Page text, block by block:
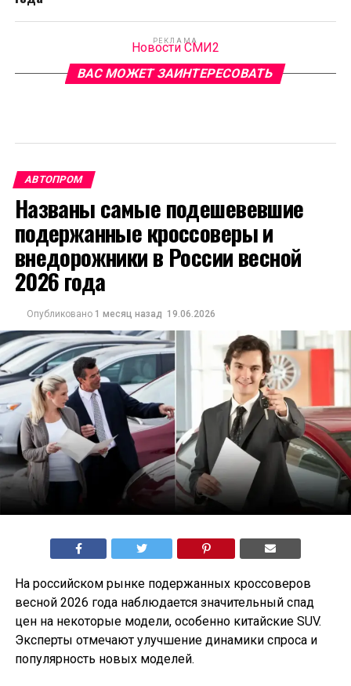
РЕКЛАМА
Новости СМИ2
ВАС МОЖЕТ ЗАИНТЕРЕСОВАТЬ
АВТОПРОМ
Названы самые подешевевшие
подержанные кроссоверы и
внедорожники в России весной
2026 года
Опубликовано 1 месяц назад 19.06.2026
На российском рынке подержанных кроссоверов
весной 2026 года наблюдается значительный спад
цен на некоторые модели, особенно китайские SUV.
Эксперты отмечают улучшение динамики спроса и
популярность новых моделей.